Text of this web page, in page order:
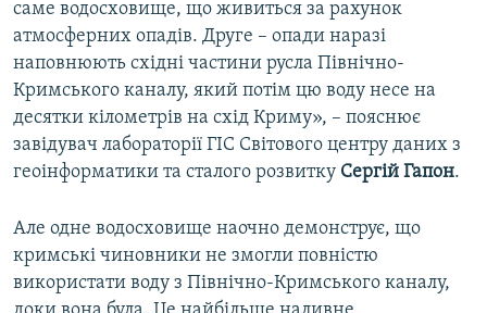
саме водосховище, що живиться за рахунок
атмосферних опадів. Друге – опади наразі
наповнюють східні частини русла Північно-
Кримського каналу, який потім цю воду несе на
десятки кілометрів на схід Криму», – пояснює
завідувач лабораторії ГІС Світового центру даних з
геоінформатики та сталого розвитку Сергій Гапон.
Але одне водосховище наочно демонструє, що
кримські чиновники не змогли повністю
використати воду з Північно-Кримського каналу,